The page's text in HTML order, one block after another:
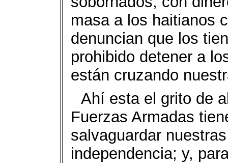
masa a los haitianos
denuncian que los
prohibido detener a
están cruzando
Ahí esta el grito de
Fuerzas Armadas
salvaguardar
independencia; y,